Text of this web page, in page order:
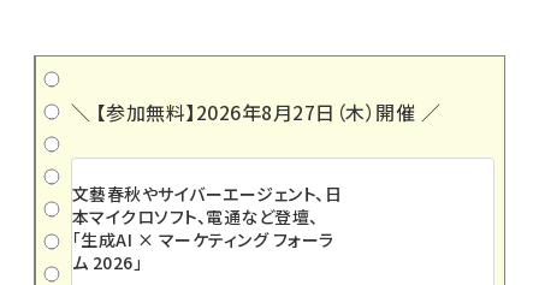
＼ 【参加無料】2026年8月27日（木）開催 ／
文藝春秋やサイバーエージェント、日
本マイクロソフト、電通など登壇、
「生成AI × マーケティング フォーラ
ム 2026」